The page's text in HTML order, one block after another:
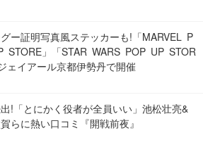
ー証明写真風ステッカーも!「MARVEL P
STORE」「STAR WARS POP UP STOR
ェイアール京都伊勢丹で開催
!「とにかく役者が全員いい」池松壮亮&
らに熱い口コミ『開戦前夜』